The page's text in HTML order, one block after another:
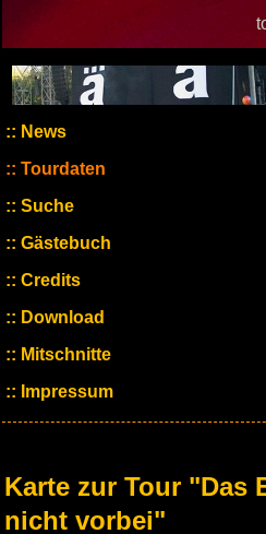
News
Tourdaten
Suche
Gästebuch
Credits
Download
Mitschnitte
Impressum
Karte zur Tour "Das
nicht vorbei"